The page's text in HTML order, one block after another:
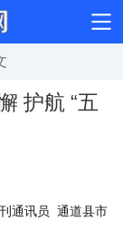
护航 “五
通讯员 通道县市